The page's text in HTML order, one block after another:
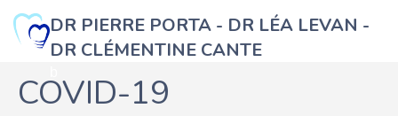
DR PIERRE PORTA - DR LÉA LEVAN -
DR CLÉMENTINE CANTE
COVID-19